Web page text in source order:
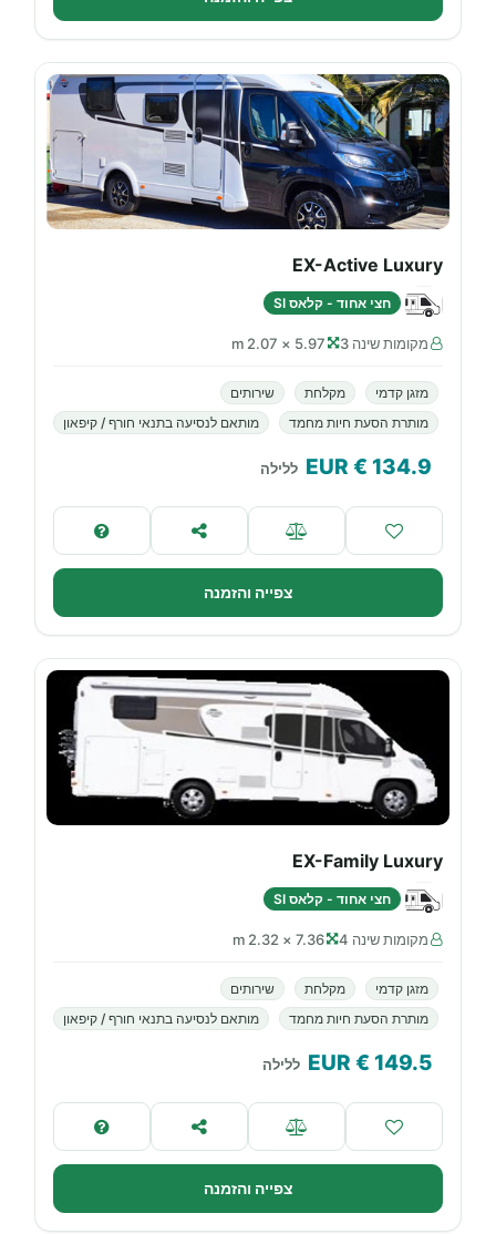
EX-Active Luxury
חצי אחוד - קלאס SI
מקומות שינה 3 5.97 × 2.07 m
מזגן קדמי מקלחת
שירותים
מותרת הסעת חיות מחמד
מותאם לנסיעה בתנאי חורף / קיפאון
134.9
€ EUR ללילה
צפייה והזמנה
EX-Family Luxury
חצי אחוד - קלאס SI
מקומות שינה 4 7.36 × 2.32 m
מזגן קדמי מקלחת
שירותים
מותרת הסעת חיות מחמד
מותאם לנסיעה בתנאי חורף / קיפאון
149.5
€ EUR ללילה
צפייה והזמנה